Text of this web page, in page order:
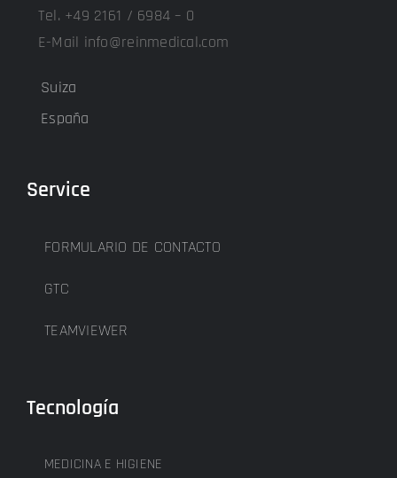
Tel. +49 2161 / 6984 – 0
E-Mail info@reinmedical.com
Suiza
España
Service
FORMULARIO DE CONTACTO
GTC
TEAMVIEWER
Tecnología
MEDICINA E HIGIENE